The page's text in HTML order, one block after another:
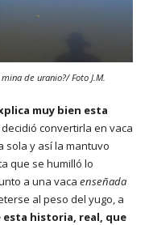
de uranio?/ Foto J.M.
muy bien esta
convertirla en vaca
sola y así la mantuvo
que se humilló lo
a una vaca enseñada
al peso del yugo, a
esta historia, real, que